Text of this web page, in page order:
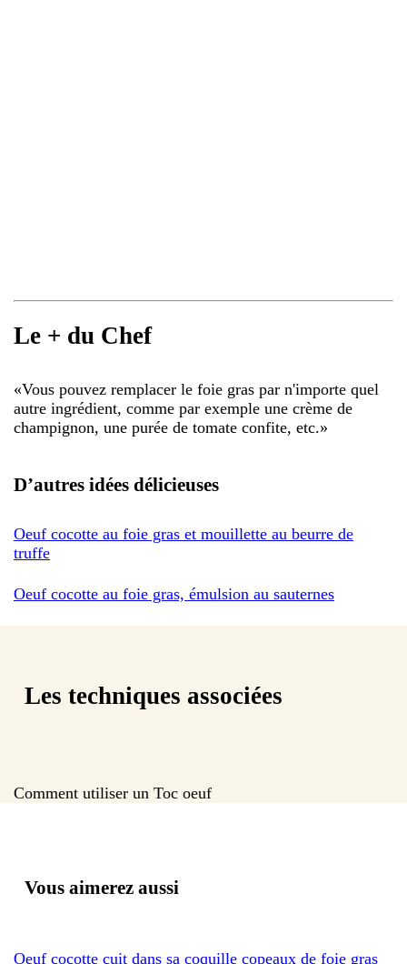
Le + du Chef
«Vous pouvez remplacer le foie gras par n'importe quel
autre ingrédient, comme par exemple une crème de
champignon, une purée de tomate confite, etc.»
D’autres idées délicieuses
Oeuf cocotte au foie gras et mouillette au beurre de
truffe
Oeuf cocotte au foie gras, émulsion au sauternes
Les techniques associées
Comment utiliser un Toc oeuf
Vous aimerez aussi
Oeuf cocotte cuit dans sa coquille copeaux de foie gras